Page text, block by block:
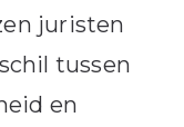
juristen
tussen
en